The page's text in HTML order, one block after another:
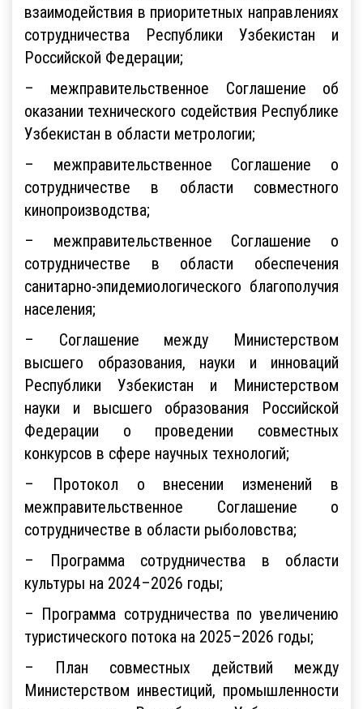
взаимодействия в приоритетных направлениях
сотрудничества Республики Узбекистан и
Российской Федерации;
– межправительственное Соглашение об
оказании технического содействия Республике
Узбекистан в области метрологии;
– межправительственное Соглашение о
сотрудничестве в области совместного
кинопроизводства;
– межправительственное Соглашение о
сотрудничестве в области обеспечения
санитарно-эпидемиологического благополучия
населения;
– Соглашение между Министерством
высшего образования, науки и инноваций
Республики Узбекистан и Министерством
науки и высшего образования Российской
Федерации о проведении совместных
конкурсов в сфере научных технологий;
– Протокол о внесении изменений в
межправительственное Соглашение о
сотрудничестве в области рыболовства;
– Программа сотрудничества в области
культуры на 2024–2026 годы;
– Программа сотрудничества по увеличению
туристического потока на 2025–2026 годы;
– План совместных действий между
Министерством инвестиций, промышленности